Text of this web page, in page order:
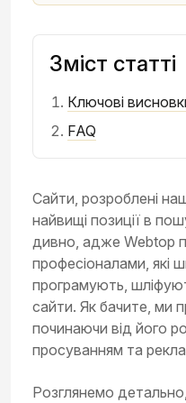
Зміст статті
Ключові
FAQ
Сайти, розроблені
найвищі позиції в
дивно, адже Webtop
професіоналами, які
програмують,
сайти. Як бачите, ми
починаючи від його
просуванням та
Розглянемо